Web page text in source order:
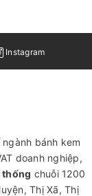
Instagram
bánh kem
doanh nghiệp,
thống chuỗi 1200
Thị Xã, Thị